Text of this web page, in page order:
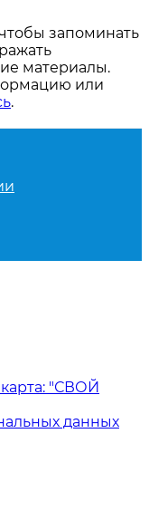
запоминать
материалы.
или
.
"СВОЙ
данных